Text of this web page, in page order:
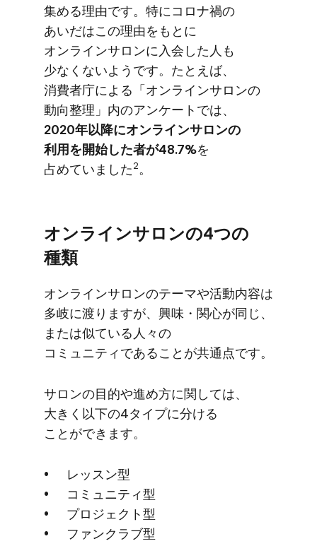
集める​理由です。​特に​コロナ禍の​
あいだは​この​理由を​もとに​
オンラインサロンに​入会した​人も​
少なくないようです。​たとえば、​
消費者庁に​よる​「オンラインサロンの​
動向整理」内の​アンケートでは、
2020年以降に​オンラインサロンの​
利用を​開始した​者が​48.7%を​
占めていました2。
オンラインサロンの​4つの​
種類
オンラインサロンの​テーマや​活動内容は​
多岐に​渡りますが、​興味・関心が​同じ、​
または​似ている​人々の​
コミュニティである​ことが​共通点です。
サロンの​目的や​進め方に​関しては、​
大きく​以下の​4タイプに​分ける​
ことができます。
レッスン型
コミュニティ型
プロジェクト型
ファンクラブ型